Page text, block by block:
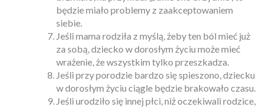
będzie miało problemy z zaakceptowaniem
siebie.
Jeśli mama rodziła z myślą, żeby ten ból mieć już
za sobą, dziecko w dorosłym życiu może mieć
wrażenie, że wszystkim tylko przeszkadza.
Jeśli przy porodzie bardzo się spieszono, dziecku
w dorosłym życiu ciągle będzie brakowało czasu.
Jeśli urodziło się innej płci, niż oczekiwali rodzice,